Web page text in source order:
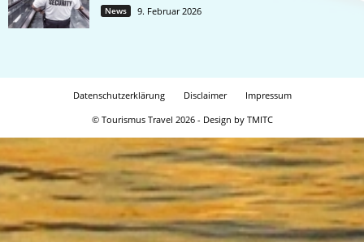
News 9. Februar 2026
Datenschutzerklärung Disclaimer
Impressum
© Tourismus Travel 2026 - Design by TMITC